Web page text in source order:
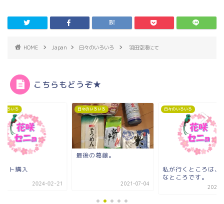
HOME Japan 日々のいろいろ 羽田空港にて
こちらもどうぞ★
いろいろ
の葛藤。
2021-07-04
日々のいろいろ
2021-07-01
日々のいろいろ
作戦ミスって大損。
2022-